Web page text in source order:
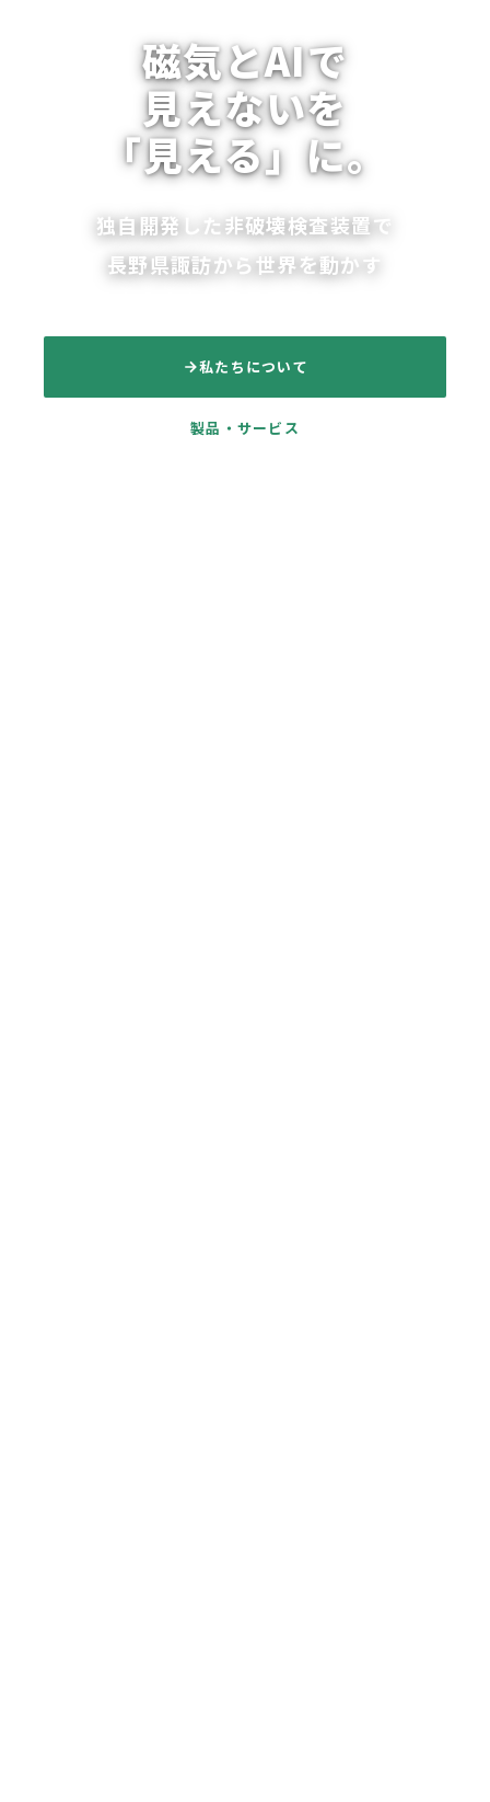
磁気とAIで
見えないを
「見える」に。
独自開発した非破壊検査装置で
長野県諏訪から世界を動かす
私たちについて
製品・サービス